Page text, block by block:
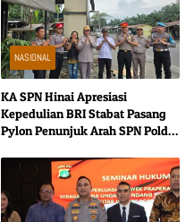
NASIONAL
KA SPN Hinai Apresiasi
Kepedulian BRI Stabat Pasang
Pylon Penunjuk Arah SPN Polda